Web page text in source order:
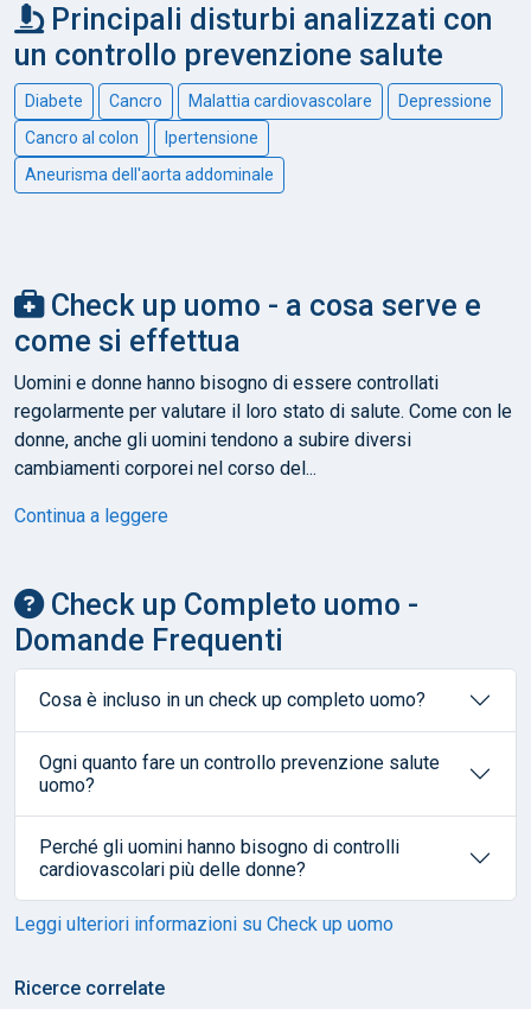
Principali disturbi analizzati con
un controllo prevenzione salute
Diabete Cancro Malattia cardiovascolare
Depressione
Cancro al colon
Ipertensione
Aneurisma dell'aorta addominale
Check up uomo - a cosa serve e
come si effettua
Uomini e donne hanno bisogno di essere controllati
regolarmente per valutare il loro stato di salute. Come con le
donne, anche gli uomini tendono a subire diversi
cambiamenti corporei nel corso del...
Continua a leggere
Check up Completo uomo -
Domande Frequenti
Cosa è incluso in un check up completo uomo?
Ogni quanto fare un controllo prevenzione salute
uomo?
Perché gli uomini hanno bisogno di controlli
cardiovascolari più delle donne?
Leggi ulteriori informazioni su Check up uomo
Ricerce correlate